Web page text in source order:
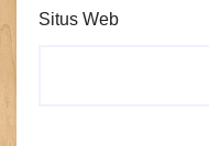
Situs Web